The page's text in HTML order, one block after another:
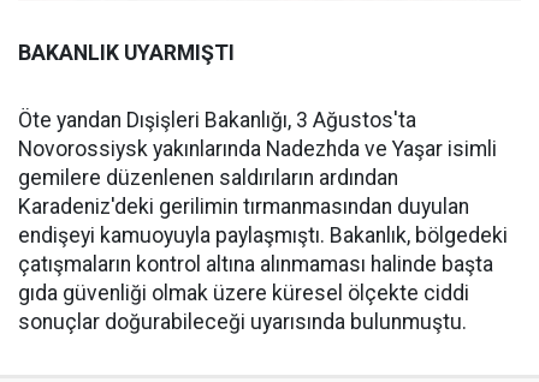
BAKANLIK UYARMIŞTI
Öte yandan Dışişleri Bakanlığı, 3 Ağustos'ta
Novorossiysk yakınlarında Nadezhda ve Yaşar isimli
gemilere düzenlenen saldırıların ardından
Karadeniz'deki gerilimin tırmanmasından duyulan
endişeyi kamuoyuyla paylaşmıştı. Bakanlık, bölgedeki
çatışmaların kontrol altına alınmaması halinde başta
gıda güvenliği olmak üzere küresel ölçekte ciddi
sonuçlar doğurabileceği uyarısında bulunmuştu.